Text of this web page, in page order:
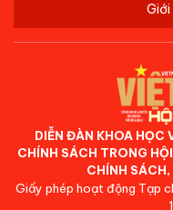
DIỄN ĐÀN KHOA HỌC
CHÍNH SÁCH TRONG
CHÍNH
Giấy phép hoạt động Tạp